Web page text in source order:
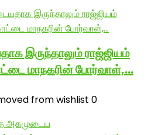
இருந்தாலும் ராஜ்ஜியம்
மாநகரின் போர்வாள்,…
from wishlist 0